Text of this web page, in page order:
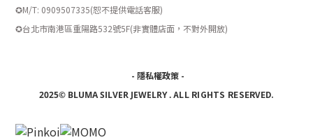
✪M/T: 0909507335(恕不提供電話客服)
​✪台北市南港區重陽路532號5F(非實體店面，不對外開放)
- 隱私權政策-
2025© BLUMA SILVER JEWELRY.ALL RIGHTS RESERVED.